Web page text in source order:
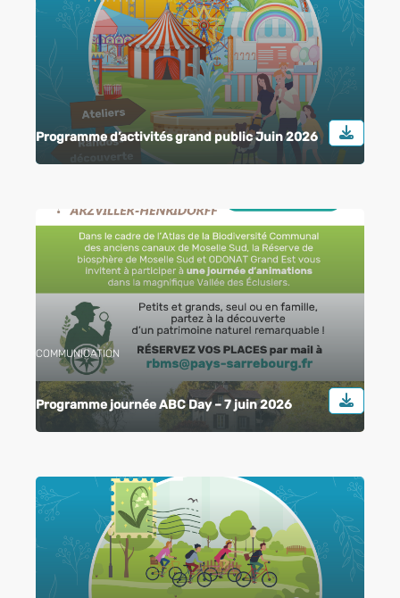
Programme d’activités grand public Juin 2026
COMMUNICATION
Programme journée ABC Day – 7 juin 2026